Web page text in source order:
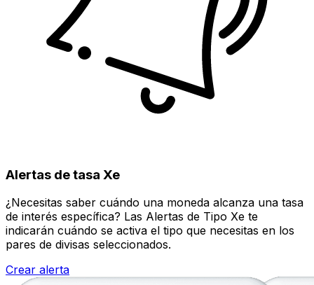
Alertas de tasa Xe
¿Necesitas saber cuándo una moneda alcanza una tasa
de interés específica? Las Alertas de Tipo Xe te
indicarán cuándo se activa el tipo que necesitas en los
pares de divisas seleccionados.
Crear alerta